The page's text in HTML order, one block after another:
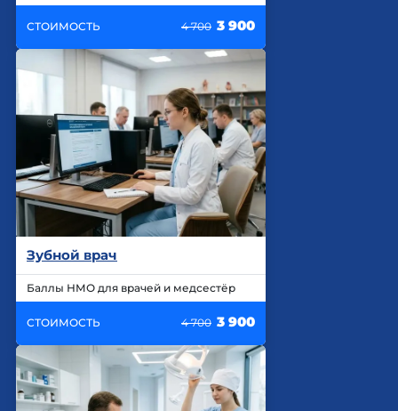
СТОИМОСТЬ 4 700 3 900
Зубной врач
Баллы НМО для врачей и медсестёр
СТОИМОСТЬ 4 700 3 900